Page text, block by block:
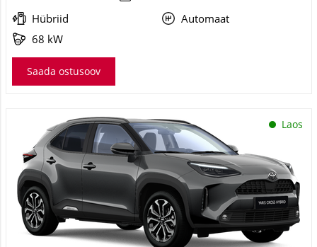
Hübriid
Automaat
68 kW
Saada ostusoov
Laos